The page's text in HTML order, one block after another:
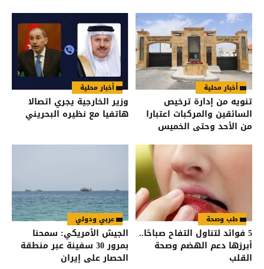
أخبار محلية
تنويه من إدارة ترخيص
السائقين والمركبات اعتبارا
من الأحد وحتى الخميس
أخبار محلية
وزير الخارجية يجري اتصالا
هاتفيا مع نظيره البحريني
طب وصحة
5 فوائد لتناول التفاح صباحًا..
أبرزها دعم الهضم وصحة
القلب
عربي ودولي
الجيش الأمريكي: سمحنا
بمرور 30 سفينة عبر منطقة
الحصار على إيران